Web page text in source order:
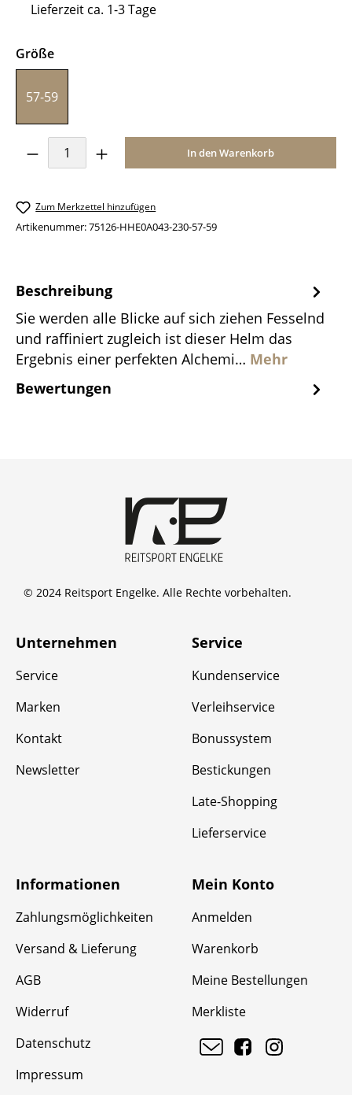
Lieferzeit ca. 1-3 Tage
Größeauswählen
57-59
Produkt Anzahl: Gib den gewünschten
In den Warenkorb
Zum Merkzettel hinzufügen
Artikenummer:75126-HHE0A043-230-57-59
Beschreibung
Sie werden alle Blicke auf sich ziehen Fesselnd
und raffiniert zugleich ist dieser Helm das
Ergebnis einer perfekten Alchemi… Mehr
Bewertungen
© 2024 Reitsport Engelke. Alle Rechte vorbehalten.
Unternehmen
Service
Marken
Kontakt
Newsletter
Service
Kundenservice
Verleihservice
Bonussystem
Bestickungen
Late-Shopping
Lieferservice
Informationen
Zahlungsmöglichkeiten
Versand & Lieferung
AGB
Widerruf
Datenschutz
Impressum
Mein Konto
Anmelden
Warenkorb
Meine Bestellungen
Merkliste